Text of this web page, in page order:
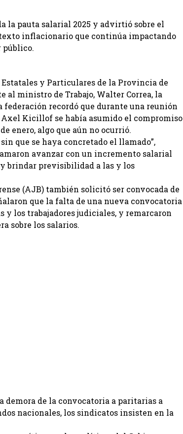
la pauta salarial 2025 y advirtió sobre el
inflacionario que continúa impactando
público.
Estatales y Particulares de la Provincia de
al ministro de Trabajo, Walter Correa, la
recordó que durante una reunión
Kicillof se había asumido el compromiso
enero, algo que aún no ocurrió.
que se haya concretado el llamado”,
avanzar con un incremento salarial
brindar previsibilidad a las y los
(AJB) también solicitó ser convocada de
que la falta de una nueva convocatoria
y los trabajadores judiciales, y remarcaron
sobre los salarios.
de la convocatoria a paritarias a
nacionales, los sindicatos insisten en la